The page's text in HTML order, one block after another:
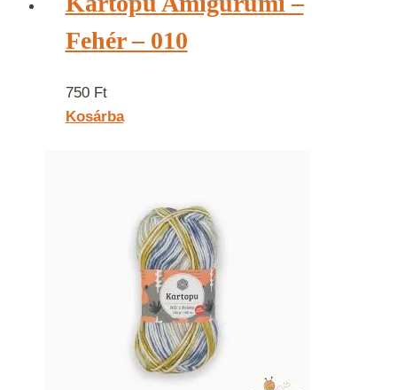
Fehér – 010
750 Ft
Kosárba